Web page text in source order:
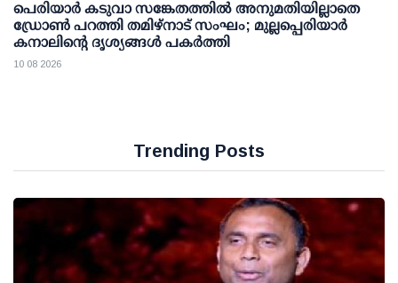
പെരിയാര്‍ കടുവാ സങ്കേതത്തില്‍ അനുമതിയില്ലാതെ
ഡ്രോണ്‍ പറത്തി തമിഴ്നാട് സംഘം; മുല്ലപ്പെരിയാര്‍
കനാലിന്റെ ദൃശ്യങ്ങള്‍ പകര്‍ത്തി
10 08 2026
Trending Posts